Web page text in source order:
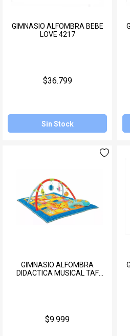
GIMNASIO ALFOMBRA BEBE
LOVE 4217
$36.799
Sin Stock
GIMNASIO ALFOMBRA
DIDACTICA MUSICAL TAF
$9.999